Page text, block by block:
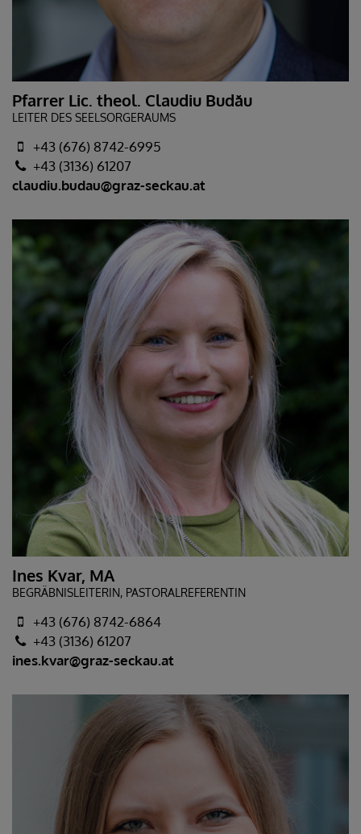
Pfarrer Lic. theol. Claudiu Budău
LEITER DES SEELSORGERAUMS
+43 (676) 8742-6995
+43 (3136) 61207
claudiu.budau@graz-seckau.at
Ines Kvar, MA
BEGRÄBNISLEITERIN, PASTORALREFERENTIN
+43 (676) 8742-6864
+43 (3136) 61207
ines.kvar@graz-seckau.at